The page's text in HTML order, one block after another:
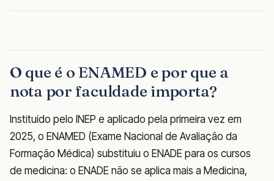
O que é o ENAMED e por que a
nota por faculdade importa?
Instituído pelo INEP e aplicado pela primeira vez em
2025, o ENAMED (Exame Nacional de Avaliação da
Formação Médica) substituiu o ENADE para os cursos
de medicina: o ENADE não se aplica mais a Medicina,